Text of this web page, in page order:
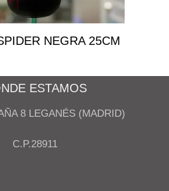
NEGRA 25CM
ESTAMOS
8 LEGANÉS (MADRID)
C.P.28911